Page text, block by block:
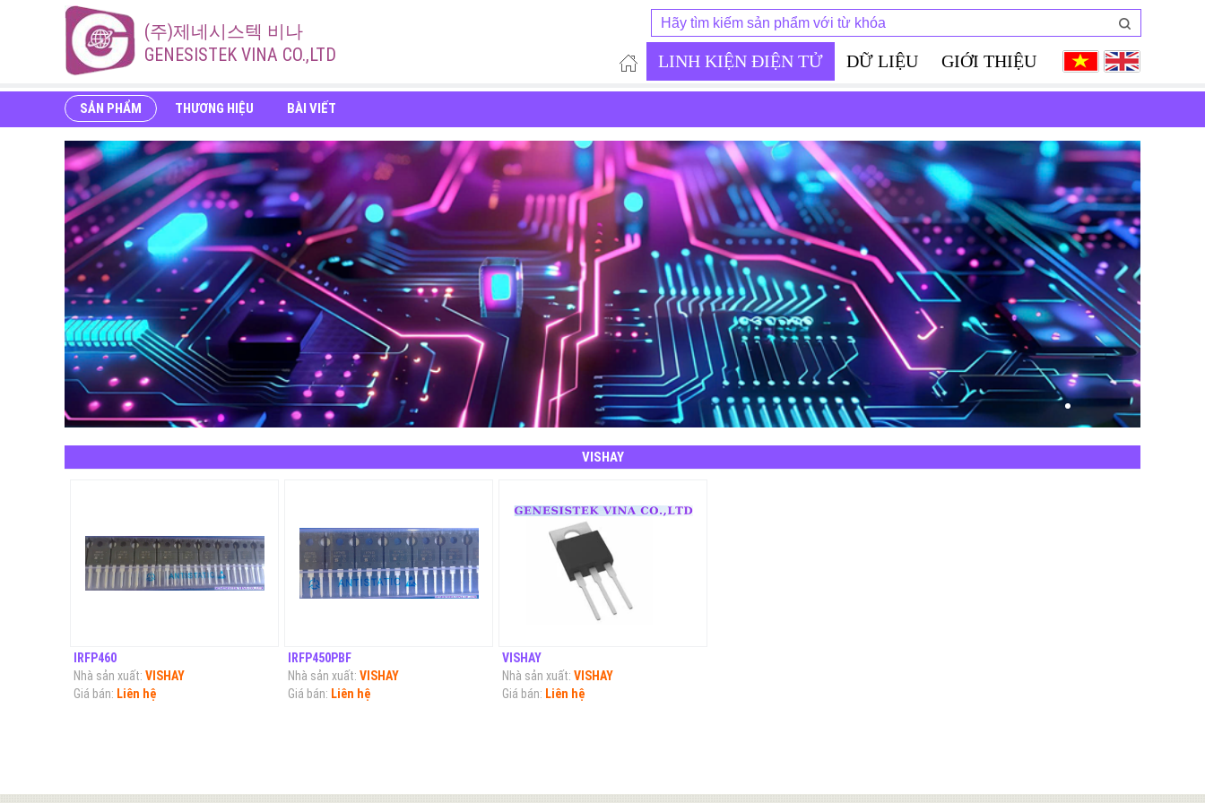
(주)제네시스텍 비나
GENESISTEK VINA CO.,LTD
LINH KIỆN ĐIỆN TỬ DỮ LIỆU GIỚI THIỆU
SẢN PHẨM THƯƠNG HIỆU BÀI VIẾT
VISHAY
IRFP460
Nhà sản xuất: VISHAY
Giá bán: Liên hệ
IRFP450PBF
Nhà sản xuất: VISHAY
Giá bán: Liên hệ
VISHAY
Nhà sản xuất: VISHAY
Giá bán: Liên hệ